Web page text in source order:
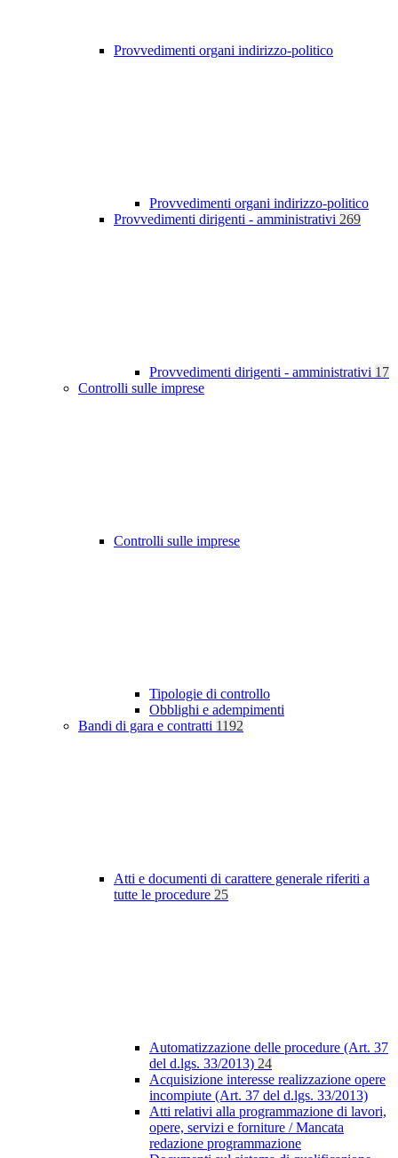
Provvedimenti organi indirizzo-politico
Provvedimenti organi indirizzo-politico
Provvedimenti dirigenti - amministrativi 269
Provvedimenti dirigenti - amministrativi 17
Controlli sulle imprese
Controlli sulle imprese
Tipologie di controllo
Obblighi e adempimenti
Bandi di gara e contratti 1192
Atti e documenti di carattere generale riferiti a
tutte le procedure 25
Automatizzazione delle procedure (Art. 37
del d.lgs. 33/2013) 24
Acquisizione interesse realizzazione opere
incompiute (Art. 37 del d.lgs. 33/2013)
Atti relativi alla programmazione di lavori,
opere, servizi e forniture / Mancata
redazione programmazione